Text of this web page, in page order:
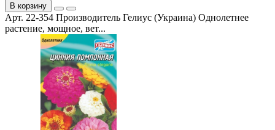
В корзину
Арт. 22-354 Производитель Гелиус (Украина) Однолетнее
растение, мощное, вет...